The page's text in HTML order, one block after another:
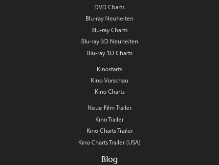
DVD Charts
Blu-ray Neuheiten
Blu-ray Charts
Blu-ray 3D Neuheiten
Blu-ray 3D Charts
Kinostarts
Kino Vorschau
Kino Charts
Neue Film Trailer
Kino Trailer
Kino Charts Trailer
Kino Charts Trailer (USA)
Blog